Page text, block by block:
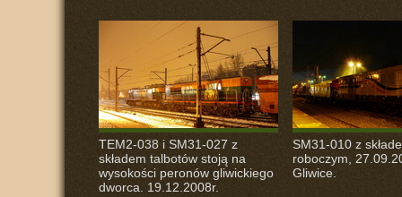
TEM2-038 i SM31-027 z
składem talbotów stoją na
wysokości peronów gliwickiego
dworca. 19.12.2008r.
SM31-010 z
roboczym,
Gliwice.